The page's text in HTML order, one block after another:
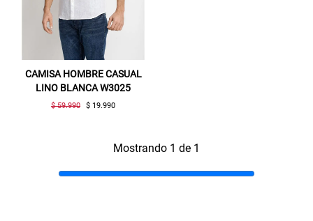
CAMISA HOMBRE CASUAL
LINO BLANCA W3025
$ 59.990 $ 19.990
Mostrando 1 de 1
Gracias por inscribirte!